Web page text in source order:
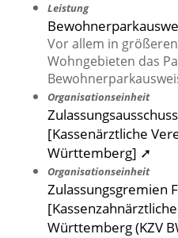
Leistung
Vor allem in
Wohngebieten das
Organisationseinheit
[Kassenärztliche
Württemberg] ➚
Organisationseinheit
Zulassungsgremien
Württemberg (KZV